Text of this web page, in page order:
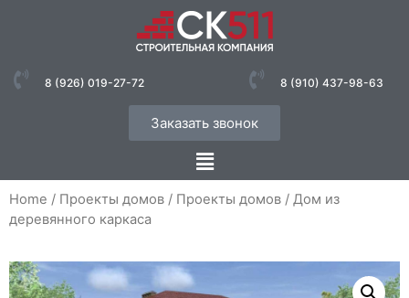
8 (926) 019-27-72 8 (910) 437-98-63
Заказать звонок
Home / Проекты домов / Проекты домов / Дом из
деревянного каркаса